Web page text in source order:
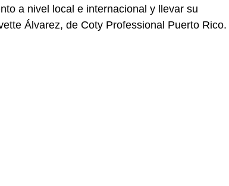
a nivel local e internacional y llevar su
Álvarez, de Coty Professional Puerto Rico.